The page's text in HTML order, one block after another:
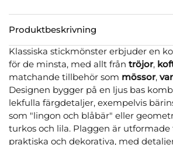
Produktbeskrivning
Klassiska stickmönster erbjuder en
för de minsta, med allt från tröjor,
matchande tillbehör som mössor,
Designen bygger på en ljus bas
lekfulla färgdetaljer, exempelvis
som "lingon och blåbär" eller
turkos och lila. Plaggen är utformade
praktiska och dekorativa, med